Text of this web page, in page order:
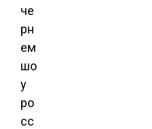
че
рн
ем
шо
у
ро
сс